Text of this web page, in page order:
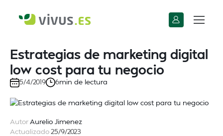
Estrategias de marketing digital
low cost para tu negocio
5/4/2019 6min de lectura
AutorAurelio Jimenez
Actualizado25/9/2023